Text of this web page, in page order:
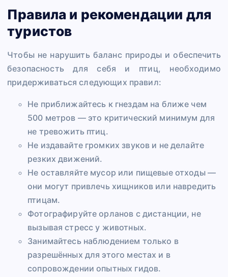
Правила и рекомендации для
туристов
Чтобы не нарушить баланс природы и обеспечить
безопасность для себя и птиц, необходимо
придерживаться следующих правил:
Не приближайтесь к гнездам на ближе чем
500 метров — это критический минимум для
не тревожить птиц.
Не издавайте громких звуков и не делайте
резких движений.
Не оставляйте мусор или пищевые отходы —
они могут привлечь хищников или навредить
птицам.
Фотографируйте орланов с дистанции, не
вызывая стресс у животных.
Занимайтесь наблюдением только в
разрешённых для этого местах и в
сопровождении опытных гидов.